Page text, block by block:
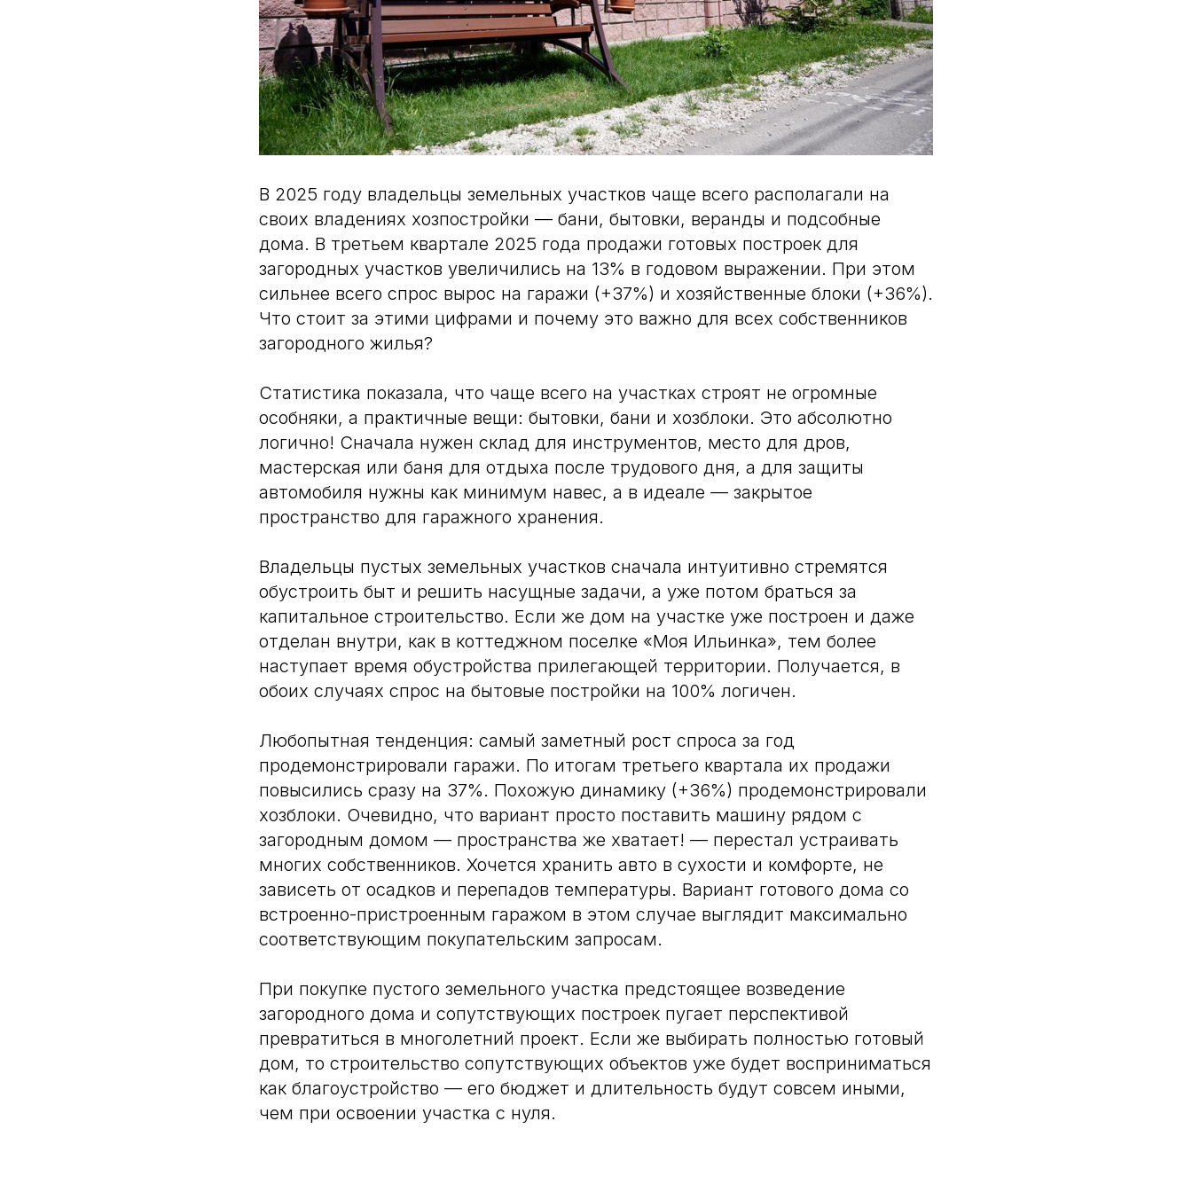
В 2025 году владельцы земельных участков чаще всего располагали на
своих владениях хозпостройки — бани, бытовки, веранды и подсобные
дома. В третьем квартале 2025 года продажи готовых построек для
загородных участков увеличились на 13% в годовом выражении. При этом
сильнее всего спрос вырос на гаражи (+37%) и хозяйственные блоки (+36%).
Что стоит за этими цифрами и почему это важно для всех собственников
загородного жилья?
Статистика показала, что чаще всего на участках строят не огромные
особняки, а практичные вещи: бытовки, бани и хозблоки. Это абсолютно
логично! Сначала нужен склад для инструментов, место для дров,
мастерская или баня для отдыха после трудового дня, а для защиты
автомобиля нужны как минимум навес, а в идеале — закрытое
пространство для гаражного хранения.
Владельцы пустых земельных участков сначала интуитивно стремятся
обустроить быт и решить насущные задачи, а уже потом браться за
капитальное строительство. Если же дом на участке уже построен и даже
отделан внутри, как в коттеджном поселке «Моя Ильинка», тем более
наступает время обустройства прилегающей территории. Получается, в
обоих случаях спрос на бытовые постройки на 100% логичен.
Любопытная тенденция: самый заметный рост спроса за год
продемонстрировали гаражи. По итогам третьего квартала их продажи
повысились сразу на 37%. Похожую динамику (+36%) продемонстрировали
хозблоки. Очевидно, что вариант просто поставить машину рядом с
загородным домом — пространства же хватает! — перестал устраивать
многих собственников. Хочется хранить авто в сухости и комфорте, не
зависеть от осадков и перепадов температуры. Вариант готового дома со
встроенно-пристроенным гаражом в этом случае выглядит максимально
соответствующим покупательским запросам.
При покупке пустого земельного участка предстоящее возведение
загородного дома и сопутствующих построек пугает перспективой
превратиться в многолетний проект. Если же выбирать полностью готовый
дом, то строительство сопутствующих объектов уже будет восприниматься
как благоустройство — его бюджет и длительность будут совсем иными,
чем при освоении участка с нуля.